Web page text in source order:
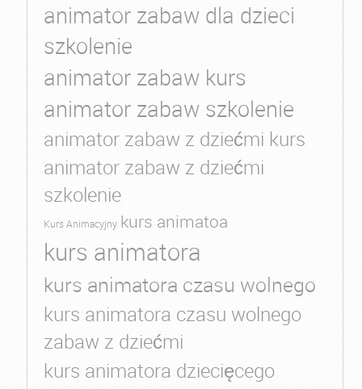
animator zabaw dla dzieci
szkolenie
animator zabaw kurs
animator zabaw szkolenie
animator zabaw z dziećmi kurs
animator zabaw z dziećmi
szkolenie
Kurs Animacyjny kurs animatoa
kurs animatora
kurs animatora czasu wolnego
kurs animatora czasu wolnego
zabaw z dziećmi
kurs animatora dziecięcego